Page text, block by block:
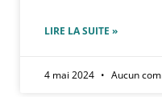
LIRE LA SUITE »
4 mai 2024 Aucun